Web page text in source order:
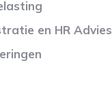
en HR Advies